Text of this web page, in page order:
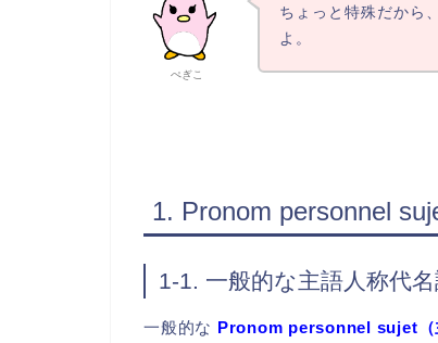
ぺぎこ
ちょっと特殊だから
よ。
1. Pronom personnel
1-1. 一般的な主語人称代名
一般的な Pronom personnel sujet（